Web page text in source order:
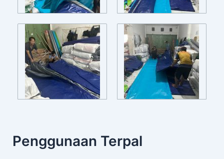
Penggunaan Terpal